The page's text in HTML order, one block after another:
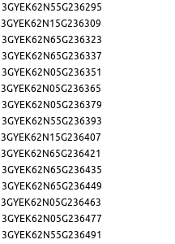
3GYEK62N55G236295
3GYEK62N15G236309
3GYEK62N65G236323
3GYEK62N65G236337
3GYEK62N05G236351
3GYEK62N05G236365
3GYEK62N05G236379
3GYEK62N55G236393
3GYEK62N15G236407
3GYEK62N65G236421
3GYEK62N65G236435
3GYEK62N65G236449
3GYEK62N05G236463
3GYEK62N05G236477
3GYEK62N55G236491